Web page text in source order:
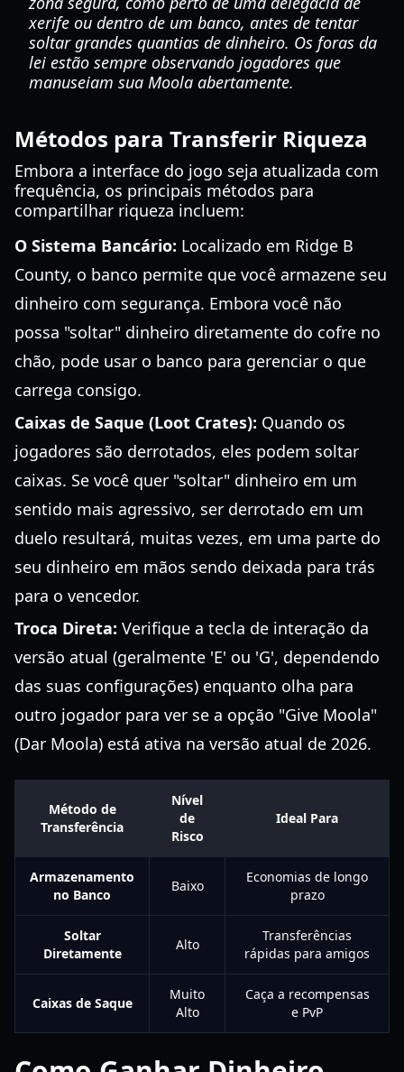
xerife ou dentro de um banco, antes de tentar
soltar grandes quantias de dinheiro. Os foras da
lei estão sempre observando jogadores que
manuseiam sua Moola abertamente.
Métodos para Transferir Riqueza
Embora a interface do jogo seja atualizada com
frequência, os principais métodos para
compartilhar riqueza incluem:
O Sistema Bancário: Localizado em Ridge B
County, o banco permite que você armazene seu
dinheiro com segurança. Embora você não
possa "soltar" dinheiro diretamente do cofre no
chão, pode usar o banco para gerenciar o que
carrega consigo.
Caixas de Saque (Loot Crates): Quando os
jogadores são derrotados, eles podem soltar
caixas. Se você quer "soltar" dinheiro em um
sentido mais agressivo, ser derrotado em um
duelo resultará, muitas vezes, em uma parte do
seu dinheiro em mãos sendo deixada para trás
para o vencedor.
Troca Direta: Verifique a tecla de interação da
versão atual (geralmente 'E' ou 'G', dependendo
das suas configurações) enquanto olha para
outro jogador para ver se a opção "Give Moola"
(Dar Moola) está ativa na versão atual de 2026.
Método de
Transferência
Nível
de
Risco
Ideal Para
Armazenamento
no Banco
Baixo
Economias de longo
prazo
Soltar
Diretamente
Alto
Transferências
rápidas para amigos
Caixas de Saque
Muito
Alto
Caça a recompensas
e PvP